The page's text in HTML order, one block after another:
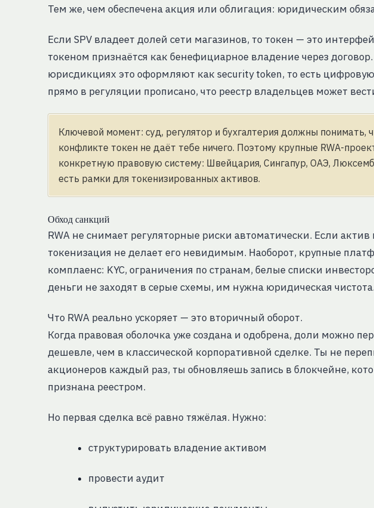
Тем же, чем обеспечена акция или облигация: юридическим
Если SPV владеет долей сети магазинов, то токен — это
токеном признаётся как бенефициарное владение через
юрисдикциях это оформляют как security token, то есть
прямо в регуляции прописано, что реестр владельцев может
Ключевой момент: суд, регулятор и бухгалтерия должны понимать,
конфликте токен не даёт тебе ничего. Поэтому крупные RWA-
конкретную правовую систему: Швейцария, Сингапур, ОАЭ,
есть рамки для токенизированных активов.
Обход санкций
RWA не снимает регуляторные риски автоматически. Если
токенизация не делает его невидимым. Наоборот, крупные
комплаенс: KYC, ограничения по странам, белые списки
деньги не заходят в серые схемы, им нужна юридическая чистота.
Что RWA реально ускоряет — это вторичный оборот.
Когда правовая оболочка уже создана и одобрена, доли можно
дешевле, чем в классической корпоративной сделке. Ты не
акционеров каждый раз, ты обновляешь запись в блокчейне,
признана реестром.
Но первая сделка всё равно тяжёлая. Нужно:
структурировать владение активом
провести аудит